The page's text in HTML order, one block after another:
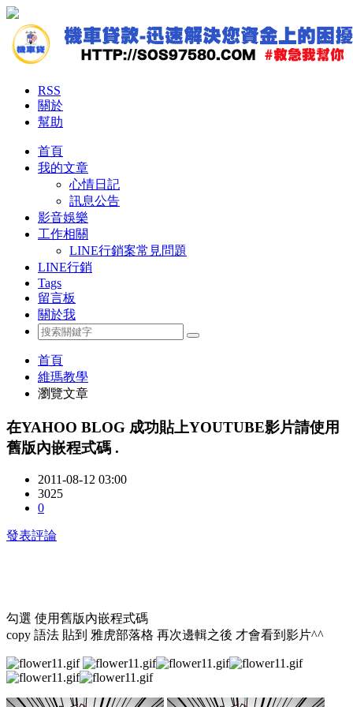
RSS
關於
幫助
首頁
我的文章
心情日記
訊息公告
影音娛樂
工作相關
LINE行銷案常見問題
LINE行銷
Tags
留言板
關於我
首頁
維瑪教學
瀏覽文章
在YAHOO BLOG 成功貼上YOUTUBE影片請使用
舊版內嵌程式碼 .
2011-08-12 03:00
3025
0
發表評論
勾選 使用舊版內嵌程式碼
copy 語法 貼到 雅虎部落格 再次邊輯之後 才會看到影片^^